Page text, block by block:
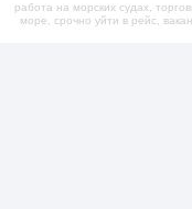
работа на морских судах,
море, срочно уйти в рейс,